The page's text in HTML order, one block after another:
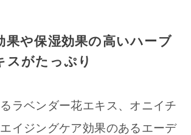
果や保湿効果の高いハーブ
スがたっぷり
ラベンダー花エキス、オニイチ
イジングケア効果のあるエーデ